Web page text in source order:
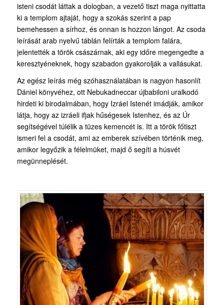
isteni csodát láttak a dologban, a vezető tiszt maga nyittatta
ki a templom ajtaját, hogy a szokás szerint a pap
bemehessen a sírhoz, és onnan is hozzon lángot. Az csoda
leírását arab nyelvű táblán felírták a templom falára,
jelentették a török császárnak, aki egy időre megengedte a
keresztyéneknek, hogy szabadon gyakorolják a vallásukat.
Az egész leírás még szóhasználatában is nagyon hasonlít
Dániel könyvéhez, ott Nebukadneccar újbabiloni uralkodó
hirdeti ki birodalmában, hogy Izráel Istenét imádják, amikor
látja, hogy az izráeli ifjak hűségesek Istenhez, és az Úr
segítségével túlélik a tüzes kemencét is. Itt a török főtiszt
ismeri fel a csodát, ami az emberek szívében történik meg,
amikor legyőzik a félelmüket, majd ő segíti a húsvét
megünneplését.